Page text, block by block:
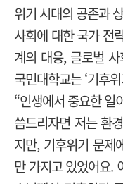
위기 시대의 공존과
사회에 대한 국가 전
계의 대응, 글로벌 사
국민대학교는 ‘기후
“인생에서 중요한 일
씀드리자면 저는 환
지만, 기후위기 문제
만 가지고 있었어요.